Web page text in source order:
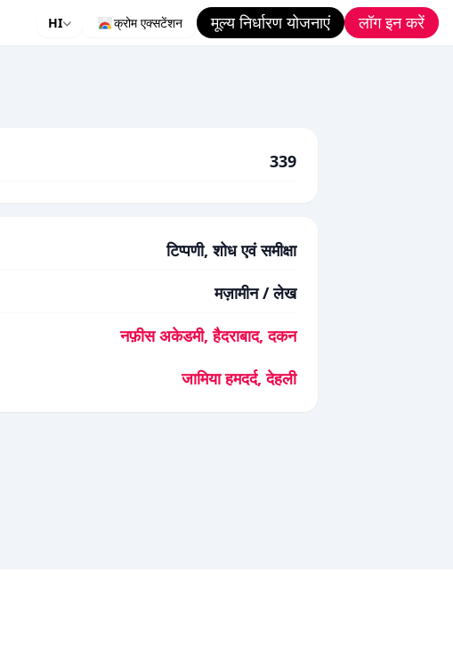
HI क्रोम एक्सटेंशन मूल्य निर्धारण योजनाएं लॉग इन करें
339
टिप्पणी, शोध एवं समीक्षा
मज़ामीन / लेख
नफ़ीस अकेडमी, हैदराबाद, दकन
जामिया हमदर्द, देहली